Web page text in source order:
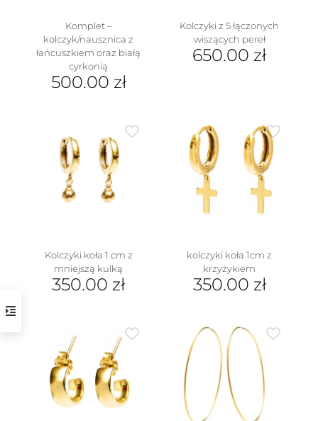
Komplet –
kolczyk/nausznica z
łańcuszkiem oraz białą
cyrkonią
500.00 zł
Kolczyki z 5 łączonych
wiszących pereł
650.00 zł
Kolczyki koła 1 cm z
mniejszą kulką
350.00 zł
kolczyki koła 1cm z
krzyżykiem
350.00 zł